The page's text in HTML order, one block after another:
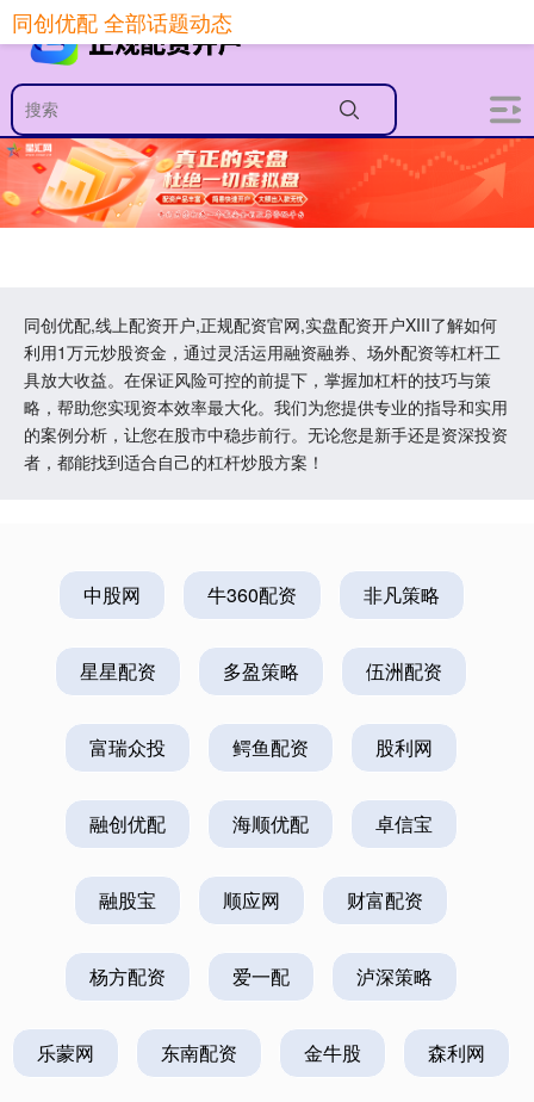
同创优配,线上配资开户,正规配资官网,实盘配资开户XIII‌了解如何
利用1万元炒股资金，通过灵活运用融资融券、场外配资等杠杆工
具放大收益。在保证风险可控的前提下，掌握加杠杆的技巧与策
略，帮助您实现资本效率最大化。我们为您提供专业的指导和实用
的案例分析，让您在股市中稳步前行。无论您是新手还是资深投资
者，都能找到适合自己的杠杆炒股方案！
同创优配 全部话题动态
中股网 牛360配资 非凡策略
星星配资 多盈策略 伍洲配资
富瑞众投 鳄鱼配资 股利网
融创优配 海顺优配 卓信宝
融股宝 顺应网 财富配资
杨方配资 爱一配 泸深策略
乐蒙网 东南配资 金牛股 森利网